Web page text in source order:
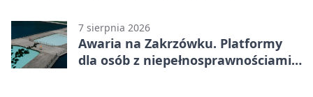
7 sierpnia 2026
Awaria na Zakrzówku. Platformy
dla osób z niepełnosprawnościami